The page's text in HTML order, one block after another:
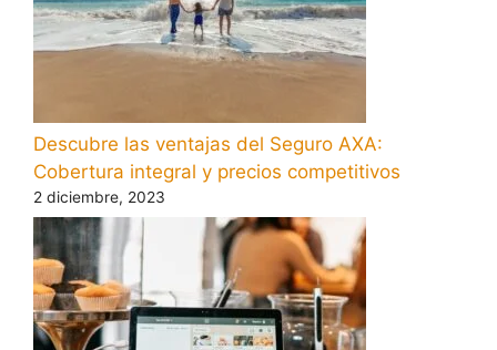
Descubre las ventajas del Seguro AXA:
Cobertura integral y precios competitivos
2 diciembre, 2023